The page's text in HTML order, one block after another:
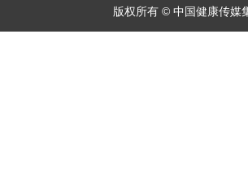
版权所有 © 中国健康传媒